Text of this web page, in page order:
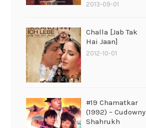
2013-09-01
Challa [Jab Tak
Hai Jaan]
2012-10-01
#19 Chamatkar
(1992) – Cudowny
Shahrukh